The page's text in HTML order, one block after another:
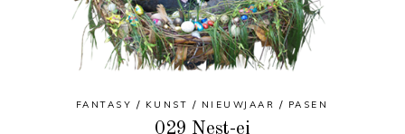
FANTASY KUNST NIEUWJAAR PASEN
029 Nest-ei